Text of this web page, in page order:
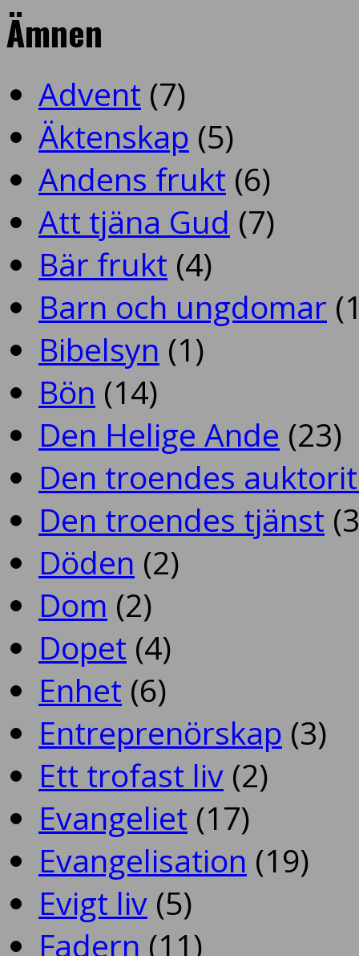
Ämnen
Advent (7)
Äktenskap (5)
Andens frukt (6)
Att tjäna Gud (7)
Bär frukt (4)
Barn och ungdomar
Bibelsyn (1)
Bön (14)
Den Helige Ande (23)
Den troendes
Den troendes tjänst
Döden (2)
Dom (2)
Dopet (4)
Enhet (6)
Entreprenörskap (3)
Ett trofast liv (2)
Evangeliet (17)
Evangelisation (19)
Evigt liv (5)
Fadern (11)